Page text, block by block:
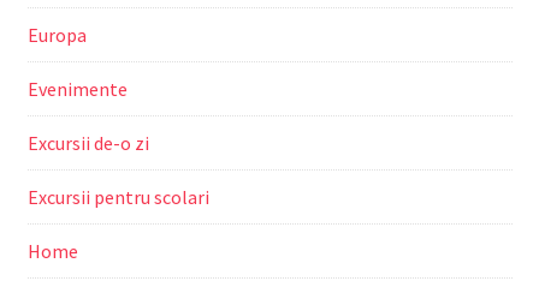
Europa
Evenimente
Excursii de-o zi
Excursii pentru scolari
Home